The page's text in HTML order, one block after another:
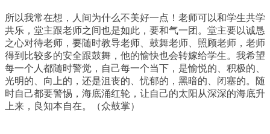
所以我常在想，人间为什么不美好一点！老师可以和学生共学
共乐，堂主跟老师之间也是如此，要和气一团。堂主要以诚恳
之心对待老师，要随时教导老师、鼓舞老师、照顾老师，老师
得到比较多的安全跟鼓舞，他的愉快也会转嫁给学生。我希望
每一个人都随时警觉，自己每一个当下，是愉悦的、积极的、
光明的、向上的，还是沮丧的、忧郁的，黑暗的、闭塞的。随
时自己都要警惕，海底涌红轮，让自己的太阳从深深的海底升
上来，良知本自在。（众鼓掌）